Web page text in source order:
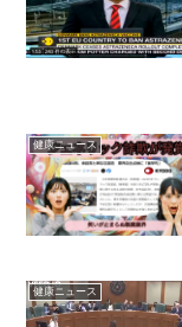
健康ニュース
健康ニュース